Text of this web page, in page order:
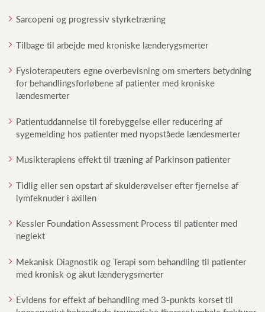
Sarcopeni og progressiv styrketræning
Tilbage til arbejde med kroniske lænderygsmerter
Fysioterapeuters egne overbevisning om smerters betydning
for behandlingsforløbene af patienter med kroniske
lændesmerter
Patientuddannelse til forebyggelse eller reducering af
sygemelding hos patienter med nyopståede lændesmerter
Musikterapiens effekt til træning af Parkinson patienter
Tidlig eller sen opstart af skulderøvelser efter fjernelse af
lymfeknuder i axillen
Kessler Foundation Assessment Process til patienter med
neglekt
Mekanisk Diagnostik og Terapi som behandling til patienter
med kronisk og akut lænderygsmerter
Evidens for effekt af behandling med 3-punkts korset til